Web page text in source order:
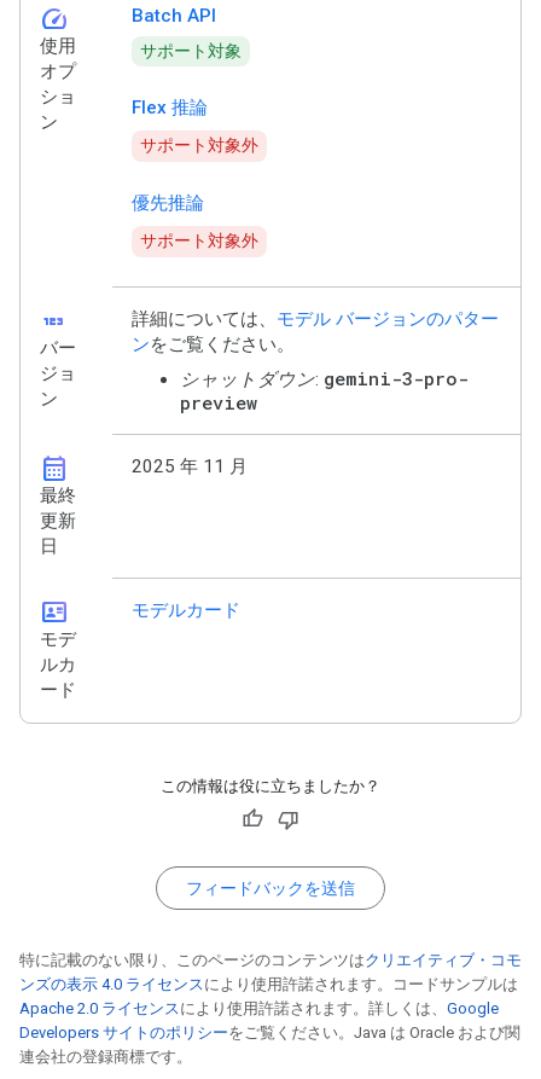
speed
使用
オプ
ショ
ン
Batch API
サポート対象
Flex 推論
サポート対象外
優先推論
サポート対象外
123
バー
ジョ
ン
詳細については、 モデル バージョンのパター
ンをご覧ください。
シャットダウン: gemini-3-pro-
preview
calendar_month
最終
更新
日
2025 年 11 月
id_card
モデ
ルカ
ード
モデルカード
この情報は役に立ちましたか？
フィードバックを送信
特に記載のない限り、このページのコンテンツはクリエイティブ・コモ
ンズの表示 4.0 ライセンス により使用許諾されます。コードサンプルは
Apache 2.0 ライセンス により使用許諾されます。詳しくは、 Google
Developers サイトのポリシーをご覧ください。Java は Oracle および関
連会社の登録商標です。